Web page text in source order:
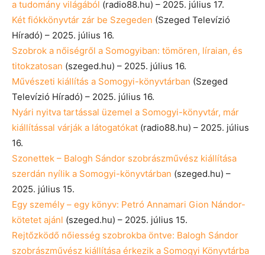
a tudomány világából (radio88.hu) – 2025. július 17.
Két fiókkönyvtár zár be Szegeden (Szeged Televízió
Híradó) – 2025. július 16.
Szobrok a nőiségről a Somogyiban: tömören, líraian, és
titokzatosan (szeged.hu) – 2025. július 16.
Művészeti kiállítás a Somogyi-könyvtárban (Szeged
Televízió Híradó) – 2025. július 16.
Nyári nyitva tartással üzemel a Somogyi-könyvtár, már
kiállítással várják a látogatókat (radio88.hu) – 2025. július
16.
Szonettek – Balogh Sándor szobrászművész kiállítása
szerdán nyílik a Somogyi-könyvtárban (szeged.hu) –
2025. július 15.
Egy személy – egy könyv: Petró Annamari Gion Nándor-
kötetet ajánl (szeged.hu) – 2025. július 15.
Rejtőzködő nőiesség szobrokba öntve: Balogh Sándor
szobrászművész kiállítása érkezik a Somogyi Könyvtárba